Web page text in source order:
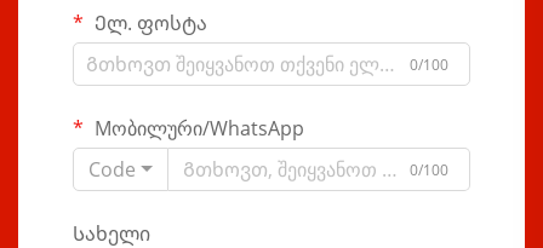
Ელ. ფოსტა
0/100
Мობილური/WhatsApp
Code
0/100
Სახელი